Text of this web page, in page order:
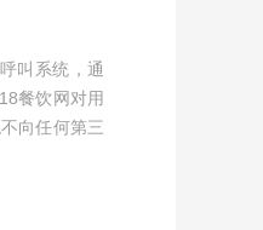
叫系统，通
餐饮网对用
向任何第三